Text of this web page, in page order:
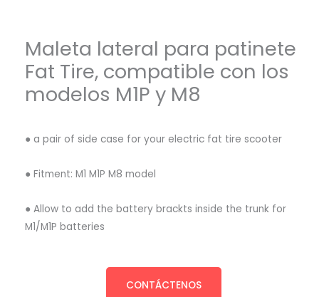
Maleta lateral para patinete
Fat Tire, compatible con los
modelos M1P y M8
● a pair of side case for your electric fat tire scooter
● Fitment: M1 M1P M8 model
● Allow to add the battery brackts inside the trunk for
M1/M1P batteries
CONTÁCTENOS